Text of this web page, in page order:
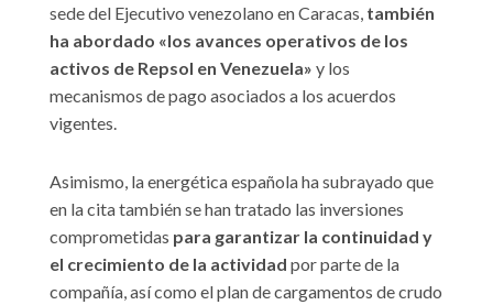
sede del Ejecutivo venezolano en Caracas, también
ha abordado «los avances operativos de los
activos de Repsol en Venezuela» y los
mecanismos de pago asociados a los acuerdos
vigentes.
Asimismo, la energética española ha subrayado que
en la cita también se han tratado las inversiones
comprometidas para garantizar la continuidad y
el crecimiento de la actividad por parte de la
compañía, así como el plan de cargamentos de crudo